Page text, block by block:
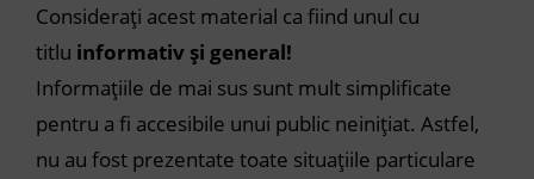
Considerați acest material ca fiind unul cu
titlu informativ și general!
Informațiile de mai sus sunt mult simplificate
pentru a fi accesibile unui public neinițiat. Astfel,
nu au fost prezentate toate situațiile particulare